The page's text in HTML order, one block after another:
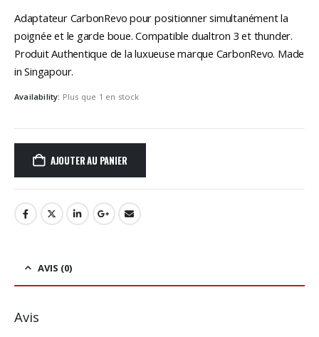
Adaptateur CarbonRevo pour positionner simultanément la
poignée et le garde boue. Compatible dualtron 3 et thunder.
Produit Authentique de la luxueuse marque CarbonRevo. Made
in Singapour.
Availability: Plus que 1 en stock
AJOUTER AU PANIER
AVIS (0)
Avis